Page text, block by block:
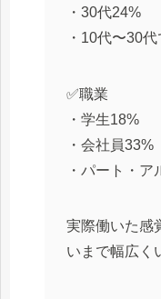
・30代24%
・10代〜30
✅職業
・学生18%
・会社員33%
・パート・
実際働いた感
いまで幅広く